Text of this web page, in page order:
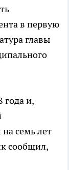
в первую
главы
года и,
семь лет
сообщил,